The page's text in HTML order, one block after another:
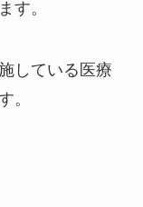
す。
している医療
。